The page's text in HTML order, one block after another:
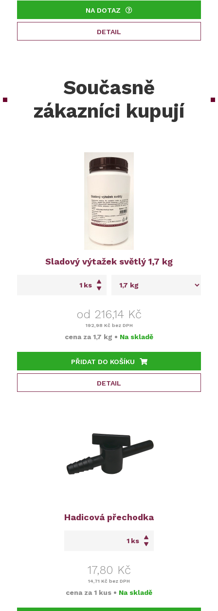
NA DOTAZ
DETAIL
Současně
zákazníci kupují
Sladový výtažek světlý 1,7 kg
ks
od 216,14 Kč
192,98 Kč bez DPH
cena za 1,7 kg • Na skladě
PŘIDAT DO KOŠÍKU
DETAIL
Hadicová přechodka
ks
17,80 Kč
14,71 Kč bez DPH
cena za 1 kus • Na skladě